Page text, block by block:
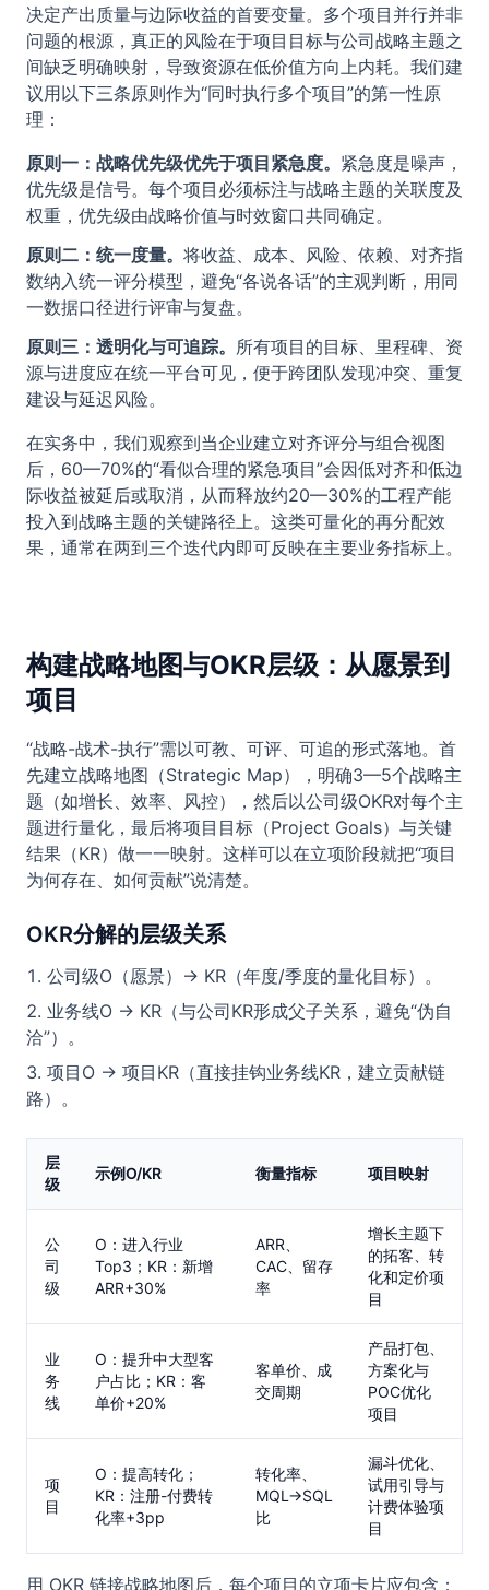
决定产出质量与边际收益的首要变量。多个项目并行并非
问题的根源，真正的风险在于项目目标与公司战略主题之
间缺乏明确映射，导致资源在低价值方向上内耗。我们建
议用以下三条原则作为“同时执行多个项目”的第一性原
理：
原则一：战略优先级优先于项目紧急度。 紧急度是噪声，
优先级是信号。每个项目必须标注与战略主题的关联度及
权重，优先级由战略价值与时效窗口共同确定。
原则二：统一度量。 将收益、成本、风险、依赖、对齐指
数纳入统一评分模型，避免“各说各话”的主观判断，用同
一数据口径进行评审与复盘。
原则三：透明化与可追踪。 所有项目的目标、里程碑、资
源与进度应在统一平台可见，便于跨团队发现冲突、重复
建设与延迟风险。
在实务中，我们观察到当企业建立对齐评分与组合视图
后，60—70%的“看似合理的紧急项目”会因低对齐和低边
际收益被延后或取消，从而释放约20—30%的工程产能
投入到战略主题的关键路径上。这类可量化的再分配效
果，通常在两到三个迭代内即可反映在主要业务指标上。
构建战略地图与OKR层级：从愿景到
项目
“战略-战术-执行”需以可教、可评、可追的形式落地。首
先建立战略地图（Strategic Map），明确3—5个战略主
题（如增长、效率、风控），然后以公司级OKR对每个主
题进行量化，最后将项目目标（Project Goals）与关键
结果（KR）做一一映射。这样可以在立项阶段就把“项目
为何存在、如何贡献”说清楚。
OKR分解的层级关系
公司级O（愿景）→ KR（年度/季度的量化目标）。
业务线O → KR（与公司KR形成父子关系，避免“伪自
洽”）。
项目O → 项目KR（直接挂钩业务线KR，建立贡献链
路）。
层
级
示例O/KR 衡量指标 项目映射
公
司
级
O：进入行业
Top3；KR：新增
ARR+30%
ARR、
CAC、留存
率
增长主题下
的拓客、转
化和定价项
目
业
务
线
O：提升中大型客
户占比；KR：客
单价+20%
客单价、成
交周期
产品打包、
方案化与
POC优化
项目
项
目
O：提高转化；
KR：注册-付费转
化率+3pp
转化率、
MQL→SQL
比
漏斗优化、
试用引导与
计费体验项
目
用 OKR 链接战略地图后，每个项目的立项卡片应包含：